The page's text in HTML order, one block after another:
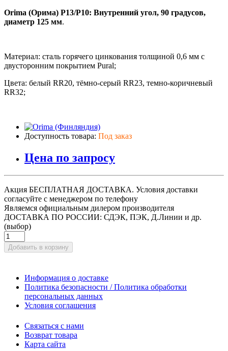
Orima (Орима) P13/P10: Внутренний угол, 90 градусов,
диаметр 125 мм.
Материал: сталь горячего цинкования толщиной 0,6 мм с
двусторонним покрытием Pural;
Цвета: белый RR20, тёмно-серый RR23, темно-коричневый
RR32;
Доступность товара: Под заказ
Цена по запросу
Акция БЕСПЛАТНАЯ ДОСТАВКА. Условия доставки
согласуйте с менеджером по телефону
Являемся официальным дилером производителя
ДОСТАВКА ПО РОССИИ: СДЭК, ПЭК, Д.Линии и др.
(выбор)
Добавить в корзину
Информация о доставке
Политика безопасности / Политика обработки
персональных данных
Условия соглашения
Связаться с нами
Возврат товара
Карта сайта